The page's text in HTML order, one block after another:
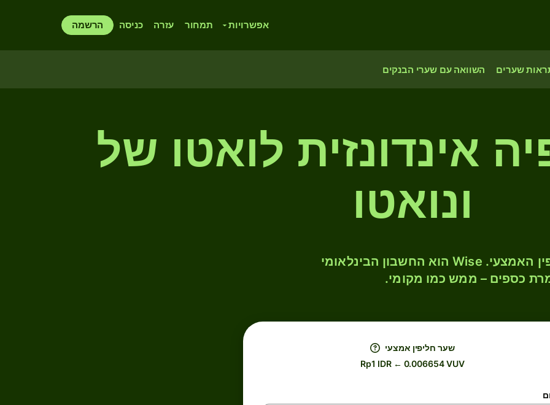
אפשרויות תמחור עזרה כניסה הרשמה
שערים השוואה עם שערי הבנקים
רופיה אינדונזית לואטו של
ונואטו
המירו IDR ל- VUV לפי שער החליפין האמצעי. Wise הוא החשבון הבינלאומי
כספים – ממש כמו מקומי.
שער חליפין אמצעי
Rp1 IDR ← 0.006654 VUV